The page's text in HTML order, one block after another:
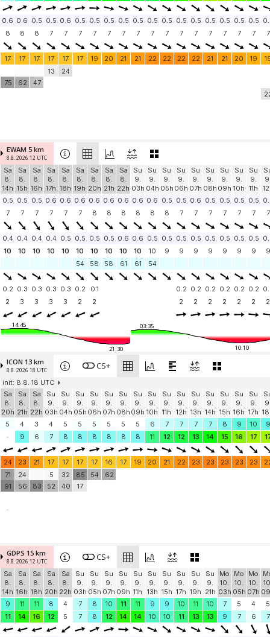
0.6 0.6 0.5 0.5 0.6 0.5 0.5 0.5 0.5 0.5 0.5 0.5 0.5 0.5 0.5 0.5 0.5 0.5
8
8 8 7 7 7 7 7 7 7 7 7 7 7 7 7 7 7 7
17 17 17 17 17 17 19 20 21 21 22 22 22 22 21 21 20 19
75 62 47
13 24
EWAM 5 km
8.8. 2026 12 UTC
Sa
8.
14h
Sa
8.
15h
Sa
8.
16h
Sa
8.
17h
Sa
8.
18h
Sa
8.
19h
Sa
8.
20h
Sa
8.
21h
Sa
8.
22h
Su
9.
03h
Su
9.
04h
Su
9.
05h
Su
9.
06h
Su
9.
07h
Su
9.
08h
Su
9.
09h
Su
9.
10h
Su
9.
11h
0.5 0.5 0.5 0.6 0.6 0.6 0.6 0.6 0.6 0.6 0.6 0.5 0.5 0.6 0.5 0.5 0.5 0.5
7
7 7 7 7 7 8 8 8 8 8 8 7 7 7 7 7 7 7
0.4 0.4 0.4 0.4 0.5 0.5 0.5 0.5 0.6 0.6 0.5 0.5 0.5 0.5 0.5 0.5 0.5 0.5
10
10 10 10 10 10 10 10 10 10 10 9 9 9 9 9 9 9
9
54
58 58 61 61 54
0.2 0.3 0.3 0.3 0.3 0.2 0.1 0.2 0.2 0.2 0.2 0.2 0.2
2
3 3 3 3 2 2 2 2 2 2 2 2 2
14:45
21:30
03:35
10:10
ICON 13 km
8.8. 2026 18 UTC CS+
init: 8.8. 18 UTC
Sa
8.
20h
Sa
8.
21h
Sa
8.
22h
Su
9.
03h
Su
9.
04h
Su
9.
05h
Su
9.
06h
Su
9.
07h
Su
9.
08h
Su
9.
09h
Su
9.
10h
Su
9.
11h
Su
9.
12h
Su
9.
13h
Su
9.
14h
Su
9.
15h
Su
9.
16h
Su
9.
17h
5
4 3 4 5 5 5 5 5 5 6 7 7 7 7 8 9 10
9
-
9 6 7 8 8 8 8 8 8 11 12 12 13 14 15 16 17
24 23 21 17 17 17 17 16 17 19 20 21 22 23 23 23 23 23
71
91
24
56
83
5
52
32
40
85
17
54 62
-
GDPS 15 km
8.8. 2026 12 UTC CS+
Sa
8.
14h
Sa
8.
16h
Sa
8.
18h
Sa
8.
20h
Sa
8.
22h
Su
9.
03h
Su
9.
05h
Su
9.
07h
Su
9.
09h
Su
9.
11h
Su
9.
13h
Su
9.
15h
Su
9.
17h
Su
9.
19h
Su
9.
21h
Mo
10.
03h
Mo
10.
05h
Mo
10.
07h
9
11 11 8 4 7 8 10 11 11 9 9 10 11 10 7 5 4
5
11
14 16 12 5 7 8 12 14 14 10 10 11 13 13 9 7 6 7